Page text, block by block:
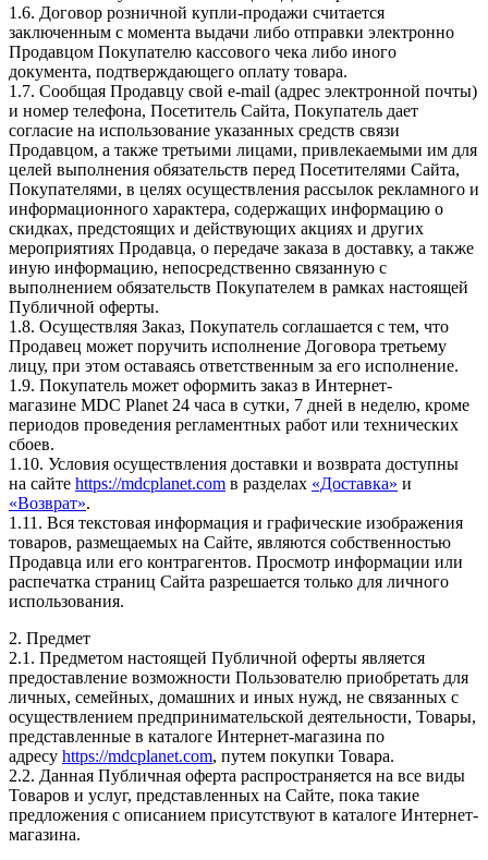
1.6. Договор розничной купли-продажи считается
заключенным с момента выдачи либо отправки электронно
Продавцом Покупателю кассового чека либо иного
документа, подтверждающего оплату товара.
1.7. Сообщая Продавцу свой e-mail (адрес электронной почты)
и номер телефона, Посетитель Сайта, Покупатель дает
согласие на использование указанных средств связи
Продавцом, а также третьими лицами, привлекаемыми им для
целей выполнения обязательств перед Посетителями Сайта,
Покупателями, в целях осуществления рассылок рекламного и
информационного характера, содержащих информацию о
скидках, предстоящих и действующих акциях и других
мероприятиях Продавца, о передаче заказа в доставку, а также
иную информацию, непосредственно связанную с
выполнением обязательств Покупателем в рамках настоящей
Публичной оферты.
1.8. Осуществляя Заказ, Покупатель соглашается с тем, что
Продавец может поручить исполнение Договора третьему
лицу, при этом оставаясь ответственным за его исполнение.
1.9. Покупатель может оформить заказ в Интернет-
магазине MDC Planet 24 часа в сутки, 7 дней в неделю, кроме
периодов проведения регламентных работ или технических
сбоев.
1.10. Условия осуществления доставки и возврата доступны
на сайте https://mdcplanet.com в разделах «Доставка» и
«Возврат».
1.11. Вся текстовая информация и графические изображения
товаров, размещаемых на Сайте, являются собственностью
Продавца или его контрагентов. Просмотр информации или
распечатка страниц Сайта разрешается только для личного
использования.
2. Предмет
2.1. Предметом настоящей Публичной оферты является
предоставление возможности Пользователю приобретать для
личных, семейных, домашних и иных нужд, не связанных с
осуществлением предпринимательской деятельности, Товары,
представленные в каталоге Интернет-магазина по
адресу https://mdcplanet.com, путем покупки Товара.
2.2. Данная Публичная оферта распространяется на все виды
Товаров и услуг, представленных на Сайте, пока такие
предложения с описанием присутствуют в каталоге Интернет-
магазина.